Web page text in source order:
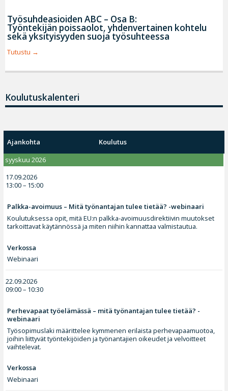
Työsuhdeasioiden ABC – Osa B:
Työntekijän poissaolot, yhdenvertainen kohtelu
sekä yksityisyyden suoja työsuhteessa
Tutustu
Koulutuskalenteri
Ajankohta
Koulutus
syyskuu 2026
17.09.2026
13:00 – 15:00
Palkka-avoimuus – Mitä työnantajan tulee tietää? -webinaari
Koulutuksessa opit, mitä EU:n palkka-avoimuusdirektiivin muutokset
tarkoittavat käytännössä ja miten niihin kannattaa valmistautua.
Verkossa
Webinaari
22.09.2026
09:00 – 10:30
Perhevapaat työelämässä – mitä työnantajan tulee tietää? -
webinaari
Työsopimuslaki määrittelee kymmenen erilaista perhevapaamuotoa,
joihin liittyvät työntekijöiden ja työnantajien oikeudet ja velvoitteet
vaihtelevat.
Verkossa
Webinaari